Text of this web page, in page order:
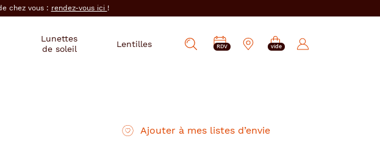
chez vous : rendez-vous ici !
Lunettes
de soleil
Lentilles
AfficherPRENDRE
RDV
Mes
vide
Ajouter à mes listes d’envie